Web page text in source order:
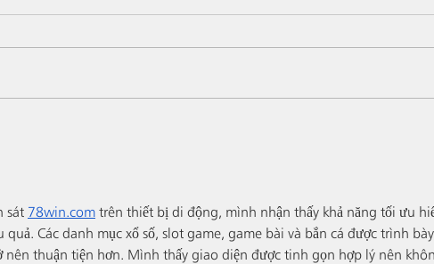
sát 78win.com trên thiết bị di động, mình nhận thấy khả năng tối ưu
Các danh mục xổ số, slot game, game bài và bắn cá được trình bày
thuận tiện hơn. Mình thấy giao diện được tinh gọn hợp lý nên